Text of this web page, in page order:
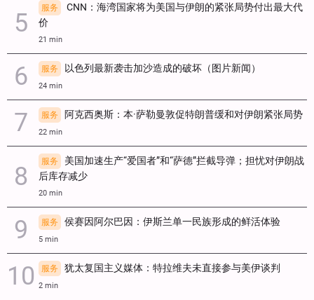
服务
CNN：海湾国家将为美国与伊朗的紧张局势付出最大代
价
21 min
服务 以色列最新袭击加沙造成的破坏（图片新闻）
24 min
服务 阿克西奥斯：本·萨勒曼敦促特朗普缓和对伊朗紧张局势
22 min
服务
美国加速生产“爱国者”和“萨德”拦截导弹；担忧对伊朗战
后库存减少
20 min
服务 侯赛因阿尔巴因：伊斯兰单一民族形成的鲜活体验
5 min
服务 犹太复国主义媒体：特拉维夫未直接参与美伊谈判
2 min